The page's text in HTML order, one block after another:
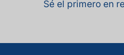
Sé el primero en